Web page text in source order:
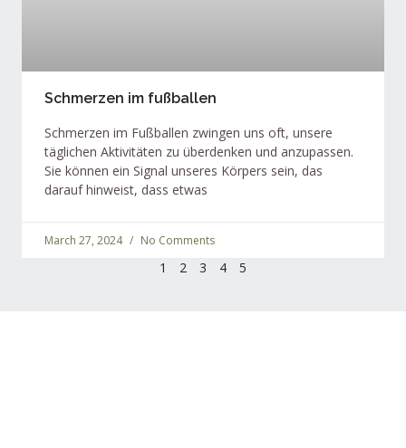
Schmerzen im fußballen
Schmerzen im Fußballen zwingen uns oft, unsere
täglichen Aktivitäten zu überdenken und anzupassen.
Sie können ein Signal unseres Körpers sein, das
darauf hinweist, dass etwas
March 27, 2024 No Comments
1 2 3 4 5